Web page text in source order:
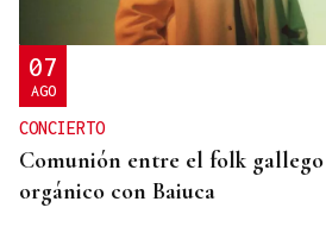
07
AGO
CONCIERTO
Comunión entre el folk
orgánico con Baiuca